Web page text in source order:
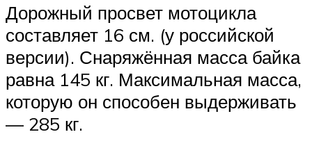
Дорожный просвет мотоцикла
составляет 16 см. (у российской
версии). Снаряжённая масса байка
равна 145 кг. Максимальная масса,
которую он способен выдерживать
— 285 кг.